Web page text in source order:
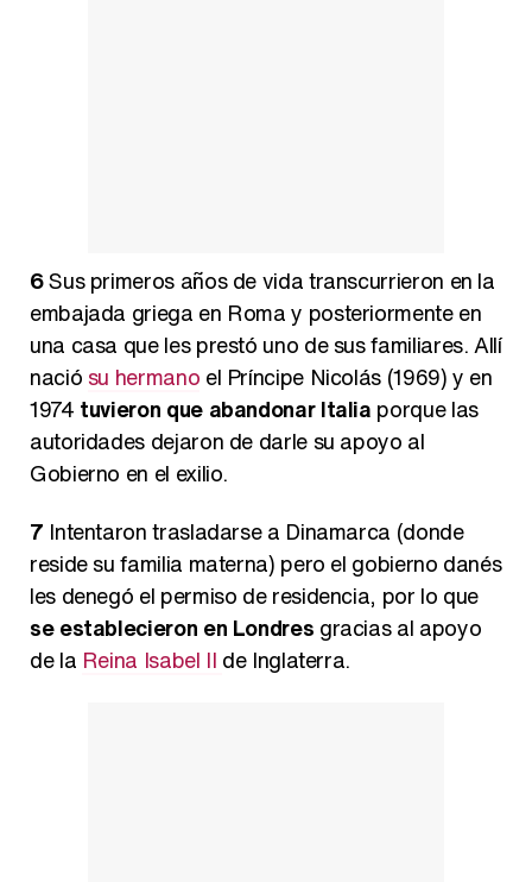
6Sus primeros años de vida transcurrieron en la
embajada griega en Roma y posteriormente en
una casa que les prestó uno de sus familiares. Allí
nació su hermano el Príncipe Nicolás (1969) y en
1974 tuvieron que abandonar Italia porque las
autoridades dejaron de darle su apoyo al
Gobierno en el exilio.
7 Intentaron trasladarse a Dinamarca (donde
reside su familia materna) pero el gobierno danés
les denegó el permiso de residencia, por lo que
se establecieron en Londres gracias al apoyo
de la Reina Isabel II de Inglaterra.